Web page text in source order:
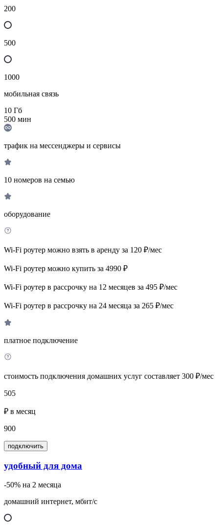
200
500
1000
мобильная связь
10 Гб
500 мин
трафик на мессенджеры и сервисы
10 номеров на семью
оборудование
Wi-Fi роутер можно взять в аренду за 120 ₽/мес
Wi-Fi роутер можно купить за 4990 ₽
Wi-Fi роутер в рассрочку на 12 месяцев за 495 ₽/мес
Wi-Fi роутер в рассрочку на 24 месяца за 265 ₽/мес
платное подключение
стоимость подключения домашних услуг составляет 300 ₽/мес
505
₽ в месяц
900
подключить
удобный для дома
-50% на 2 месяца
домашний интернет, мбит/с